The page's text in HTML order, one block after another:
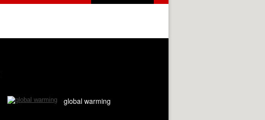
global warming